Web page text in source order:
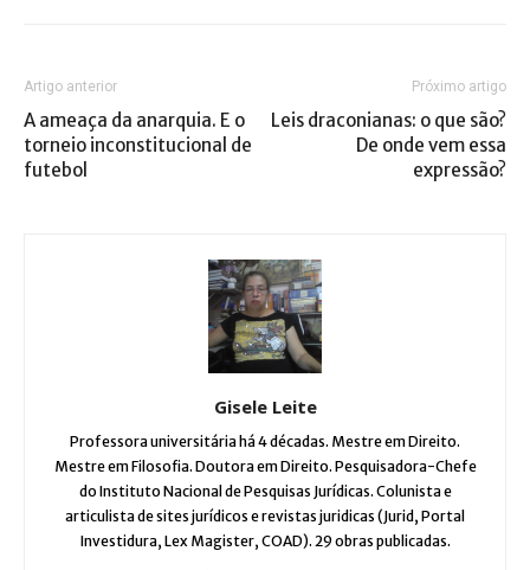
Artigo anterior
A ameaça da anarquia. E o
torneio inconstitucional de
futebol
Próximo artigo
Leis draconianas: o que são?
De onde vem essa
expressão?
Gisele Leite
Professora universitária há 4 décadas. Mestre em Direito.
Mestre em Filosofia. Doutora em Direito. Pesquisadora-Chefe
do Instituto Nacional de Pesquisas Jurídicas. Colunista e
articulista de sites jurídicos e revistas juridicas (Jurid, Portal
Investidura, Lex Magister, COAD). 29 obras publicadas.